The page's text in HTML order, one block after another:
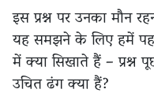
इस प्रश्न पर उनका मौन
यह समझने के लिए हमें पहले
में क्या सिखाते हैं – प्रश्न
उचित ढंग क्या हैं?